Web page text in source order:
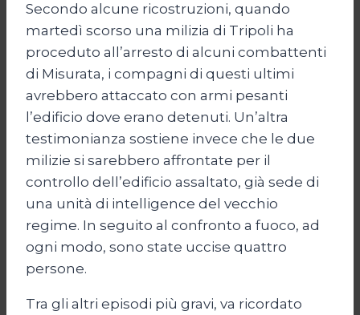
Secondo alcune ricostruzioni, quando
martedì scorso una milizia di Tripoli ha
proceduto all’arresto di alcuni combattenti
di Misurata, i compagni di questi ultimi
avrebbero attaccato con armi pesanti
l’edificio dove erano detenuti. Un’altra
testimonianza sostiene invece che le due
milizie si sarebbero affrontate per il
controllo dell’edificio assaltato, già sede di
una unità di intelligence del vecchio
regime. In seguito al confronto a fuoco, ad
ogni modo, sono state uccise quattro
persone.
Tra gli altri episodi più gravi, va ricordato